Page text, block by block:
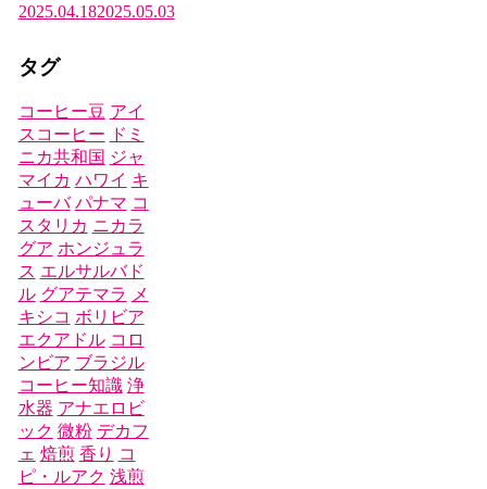
2025.04.182025.05.03
タグ
コーヒー豆 アイ
スコーヒー ドミ
ニカ共和国 ジャ
マイカ ハワイ キ
ューバ パナマ コ
スタリカ ニカラ
グア ホンジュラ
ス エルサルバド
ル グアテマラ メ
キシコ ボリビア
エクアドル コロ
ンビア ブラジル
コーヒー知識 浄
水器 アナエロビ
ック 微粉 デカフ
ェ 焙煎 香り コ
ピ・ルアク 浅煎